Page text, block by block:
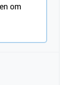
om